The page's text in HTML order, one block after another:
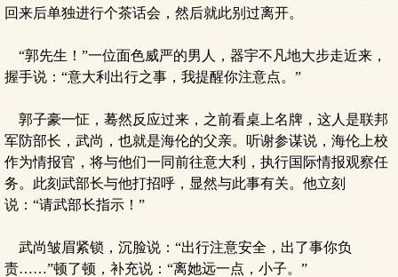
回来后单独进行个茶话会，然后就此别过离开。
“郭先生！”一位面色威严的男人，器宇不凡地大步走近来，
握手说：“意大利出行之事，我提醒你注意点。”
郭子豪一怔，蓦然反应过来，之前看桌上名牌，这人是联邦
军防部长，武尚，也就是海伦的父亲。听谢参谋说，海伦上校
作为情报官，将与他们一同前往意大利，执行国际情报观察任
务。此刻武部长与他打招呼，显然与此事有关。他立刻
说：“请武部长指示！”
武尚皱眉紧锁，沉脸说：“出行注意安全，出了事你负
责……”顿了顿，补充说：“离她远一点，小子。”